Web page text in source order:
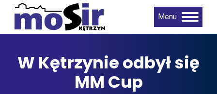
Menu
W Kętrzynie odbył się
MM Cup